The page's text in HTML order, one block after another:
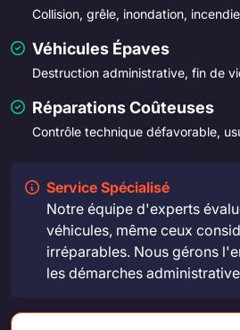
Collision, grêle, inondation, incendie
Véhicules Épaves
Destruction administrative, fin de
Réparations Coûteuses
Contrôle technique défavorable,
Service Spécialisé
Notre équipe d'experts
véhicules, même ceux
irréparables. Nous gérons
les démarches